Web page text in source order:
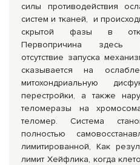
силы противодействия
систем и тканей, и
скрытой фазы в
Первопричина здесь
отсутствие запуска
сказывается на
митохондриальную
перестройки, а также
теломеразы на
теломер. Система
полностью
лимитированной, Как
лимит Хейфлика, когда